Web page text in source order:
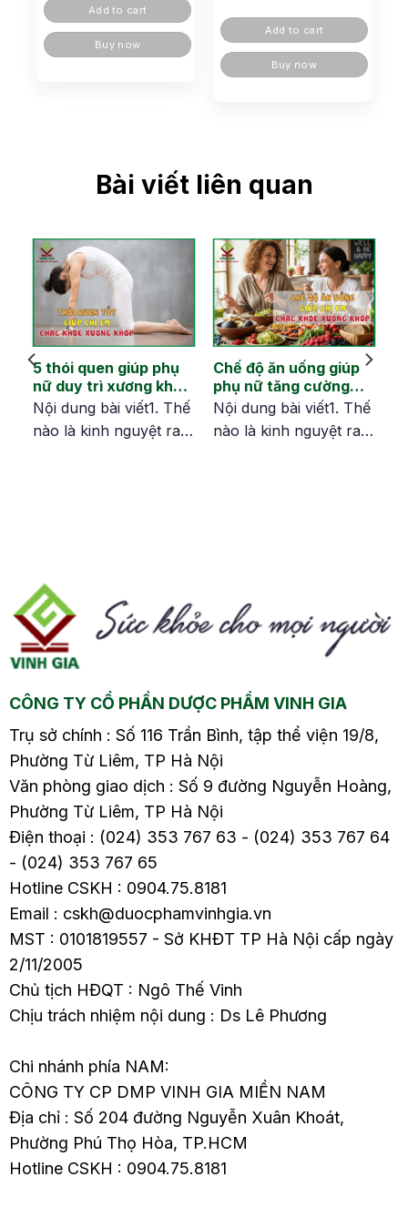
Add to cart
Buy now
Add to cart
Buy now
Bài viết liên quan
5 thói quen giúp phụ
nữ duy trì xương khớp
dẻo dai sau tuổi 40
Nội dung bài viết1. Thế
nào là kinh nguyệt ra ít
nang (PCOS)2.4. Tác
dụng phụ từ các biện
pháp tránh thai2.5.
Mang thai2.6. Các vấn
ra…
Chế độ ăn uống giúp
phụ nữ tăng cường
xương khớp khỏe
mạnh từ bên trong
Nội dung bài viết1. Thế
nào là kinh nguyệt ra ít
dụng phụ từ các biện
pháp tránh thai2.5.
Mang thai2.6. Các vấn
ra…
CÔNG TY CỔ PHẦN DƯỢC PHẨM VINH GIA
Trụ sở chính : Số 116 Trần Bình, tập thể viện 19/8,
Phường Từ Liêm, TP Hà Nội
Văn phòng giao dịch : Số 9 đường Nguyễn Hoàng,
Phường Từ Liêm, TP Hà Nội
Điện thoại : (024) 353 767 63 - (024) 353 767 64
- (024) 353 767 65
Hotline CSKH : 0904.75.8181
Email : cskh@duocphamvinhgia.vn
MST : 0101819557 - Sở KHĐT TP Hà Nội cấp ngày
2/11/2005
Chủ tịch HĐQT : Ngô Thế Vinh
Chịu trách nhiệm nội dung : Ds Lê Phương
Chi nhánh phía NAM:
CÔNG TY CP DMP VINH GIA MIỀN NAM
Địa chỉ : Số 204 đường Nguyễn Xuân Khoát,
Phường Phú Thọ Hòa, TP.HCM
Hotline CSKH : 0904.75.8181